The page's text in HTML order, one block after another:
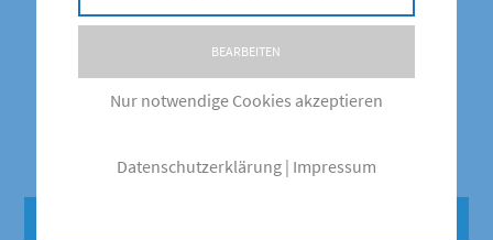
BEARBEITEN
Nur notwendige Cookies akzeptieren
Datenschutzerklärung | Impressum